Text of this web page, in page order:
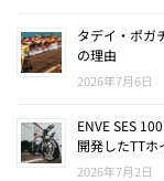
タデイ・ポガ
の理由
2026年7月6日
ENVE SES
開発したTTホ
2026年7月2日